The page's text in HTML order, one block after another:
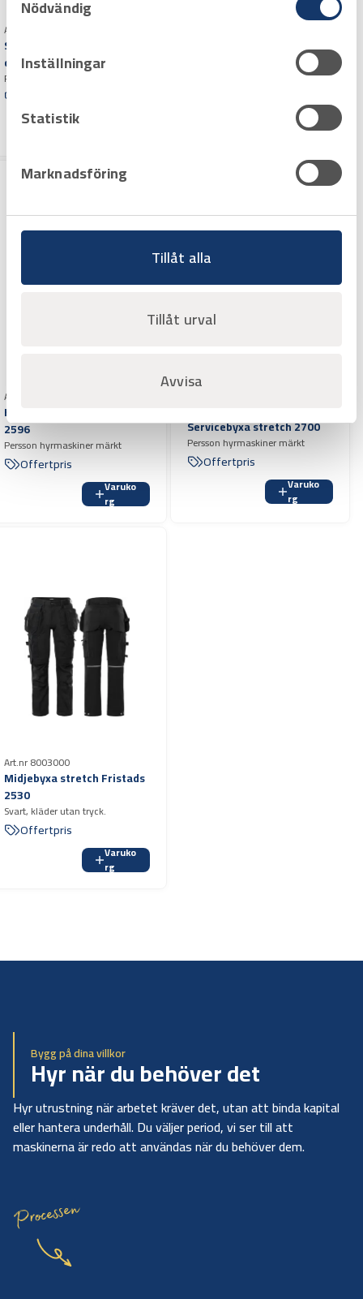
Nödvändig
Inställningar
Statistik
Marknadsföring
Tillåt alla
Tillåt urval
Avvisa
Art.nr 8200200
Servicebyxa stretch 2701,
dam
Persson hyrmaskiner märkt Persson hyrmaskiner märkt
Varuko
rg
Art.nr 8200130
Hantverkarbyxa stretch
2596
Persson hyrmaskiner märkt
Offertpris
Varuko
rg
Servicebyxa stretch 2700
Persson hyrmaskiner märkt
Offertpris
Varuko
rg
Art.nr 8003000
Midjebyxa stretch Fristads
2530
Svart, kläder utan tryck.
Offertpris
Varuko
rg
Bygg på dina villkor
Hyr när du behöver det
Hyr utrustning när arbetet kräver det, utan att binda kapital
eller hantera underhåll. Du väljer period, vi ser till att
maskinerna är redo att användas när du behöver dem.
Processen